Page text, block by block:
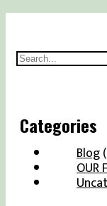
Categories
Blog
OUR
Search
for: